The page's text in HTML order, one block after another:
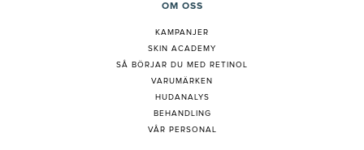
OM OSS
KAMPANJER
SKIN ACADEMY
SÅ BÖRJAR DU MED RETINOL
VARUMÄRKEN
HUDANALYS
BEHANDLING
VÅR PERSONAL